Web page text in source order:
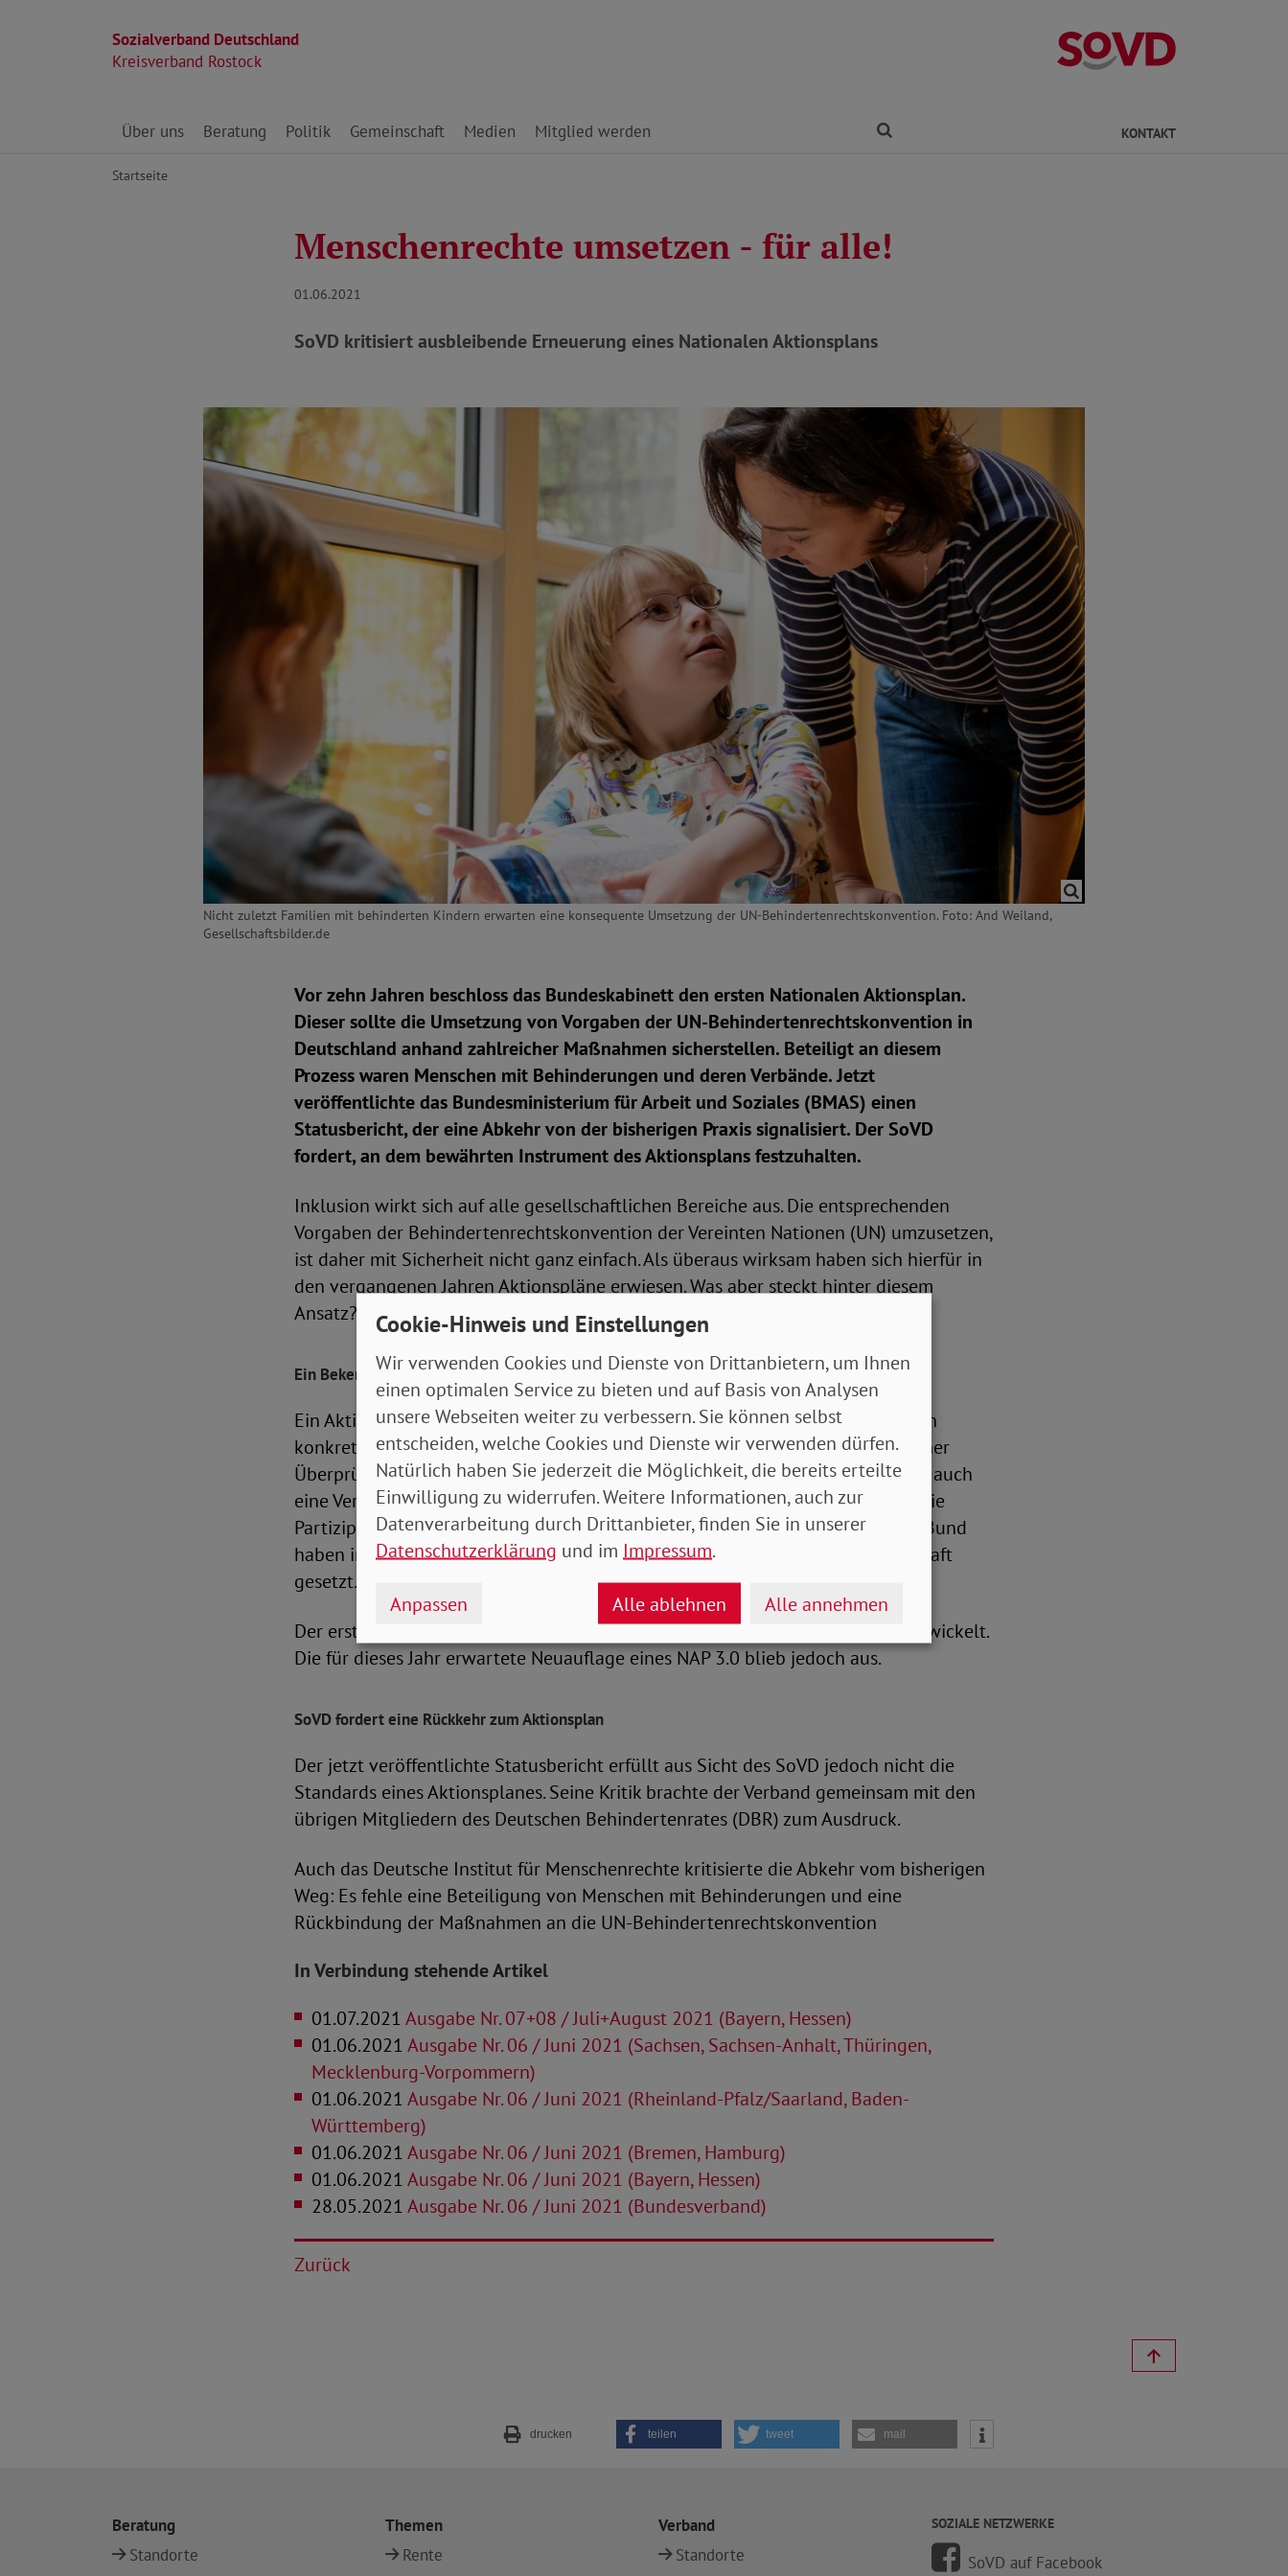
Sozialverband Deutschland
Kreisverband Rostock
Kreisverband
Direkt zu den Inhalten springen
Über uns Beratung Politik Gemeinschaft Medien Mitglied werden KONTAKT
Startseite
Menschenrechte umsetzen - für alle!
01.06.2021
SoVD kritisiert ausbleibende Erneuerung eines Nationalen Aktionsplans
Nicht zuletzt Familien mit behinderten Kindern erwarten eine konsequente Umsetzung der UN-Behindertenrechtskonvention. Foto: And Weiland,
Gesellschaftsbilder.de
Vor zehn Jahren beschloss das Bundeskabinett den ersten Nationalen Aktionsplan.
Dieser sollte die Umsetzung von Vorgaben der UN-Behindertenrechtskonvention in
Deutschland anhand zahlreicher Maßnahmen sicherstellen. Beteiligt an diesem
Prozess waren Menschen mit Behinderungen und deren Verbände. Jetzt
veröffentlichte das Bundesministerium für Arbeit und Soziales (BMAS) einen
Statusbericht, der eine Abkehr von der bisherigen Praxis signalisiert. Der SoVD
fordert, an dem bewährten Instrument des Aktionsplans festzuhalten.
Inklusion wirkt sich auf alle gesellschaftlichen Bereiche aus. Die entsprechenden
Vorgaben der Behindertenrechtskonvention der Vereinten Nationen (UN) umzusetzen,
ist daher mit Sicherheit nicht ganz einfach. Als überaus wirksam haben sich hierfür in
den vergangenen Jahren Aktionspläne erwiesen. Was aber steckt hinter diesem
Ansatz?
Ein Bekenntnis zu gemeinsamen Zielen
Ein Aktionsplan bezeichnet eine Strategie, die mit bestimmten Maßnahmen ein
konkretes Ziel verfolgt. Die Umsetzung dieses Plans ist dabei grundsätzlich einer
Überprüfung zugänglich. Mit einem Aktionsplan gehen staatliche Akteure also auch
eine Verbindlichkeit ein. Für den Prozess sind menschenrechtliche Prinzipien wie
Partizipation, Nichtdiskriminierung oder Transparenz maßgeblich.Neben dem Bund
haben in den letzten Jahren auch alle Bundesländer eigene Aktionspläne in Kraft
gesetzt.
Der erste Nationale Aktionsplan (NAP 1.0) wurde 2016 zum NAP 2.0 weiterentwickelt.
Die für dieses Jahr erwartete Neuauflage eines NAP 3.0 blieb jedoch aus.
SoVD fordert eine Rückkehr zum Aktionsplan
Der jetzt veröffentlichte Statusbericht erfüllt aus Sicht des SoVD jedoch nicht die
Standards eines Aktionsplanes. Seine Kritik brachte der Verband gemeinsam mit den
übrigen Mitgliedern des Deutschen Behindertenrates (DBR) zum Ausdruck.
Auch das Deutsche Institut für Menschenrechte kritisierte die Abkehr vom bisherigen
Weg: Es fehle eine Beteiligung von Menschen mit Behinderungen und eine
Rückbindung der Maßnahmen an die UN-Behindertenrechtskonvention
In Verbindung stehende Artikel
01.07.2021Ausgabe Nr. 07+08 / Juli+August 2021 (Bayern, Hessen)
01.06.2021Ausgabe Nr. 06 / Juni 2021 (Sachsen, Sachsen-Anhalt, Thüringen,
Mecklenburg-Vorpommern)
01.06.2021Ausgabe Nr. 06 / Juni 2021 (Rheinland-Pfalz/Saarland, Baden-
Württemberg)
01.06.2021Ausgabe Nr. 06 / Juni 2021 (Bremen, Hamburg)
01.06.2021Ausgabe Nr. 06 / Juni 2021 (Bayern, Hessen)
28.05.2021Ausgabe Nr. 06 / Juni 2021 (Bundesverband)
Zurück
drucken teilen tweet mail
Beratung
Standorte
Themen
Rente
Verband
Standorte
SOZIALE NETZWERKE
SoVD auf Facebook
Cookie-Hinweis und Einstellungen
Wir verwenden Cookies und Dienste von Drittanbietern, um Ihnen
einen optimalen Service zu bieten und auf Basis von Analysen
unsere Webseiten weiter zu verbessern. Sie können selbst
entscheiden, welche Cookies und Dienste wir verwenden dürfen.
Natürlich haben Sie jederzeit die Möglichkeit, die bereits erteilte
Einwilligung zu widerrufen. Weitere Informationen, auch zur
Datenverarbeitung durch Drittanbieter, finden Sie in unserer
Datenschutzerklärung und im Impressum.
Anpassen Alle ablehnen Alle annehmen